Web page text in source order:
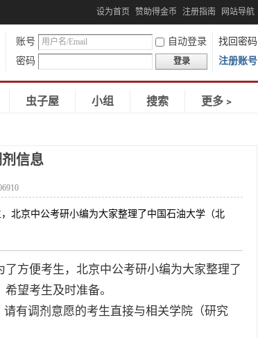
设为首页 赞助得金币 注册指南 网站导航
账号 自动登录
找回密码
密码
登录 注册账号
虫子屋 小组 搜索 更多﹥
信息
北京中公考研小编为大家整理了中国石油大学（北
了方便考生，北京中公考研小编为大家整理了
望考生及时准备。
有调剂意愿的考生直接与相关学院（研究